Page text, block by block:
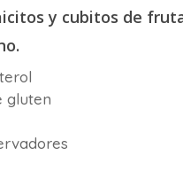
y cubitos de
gluten